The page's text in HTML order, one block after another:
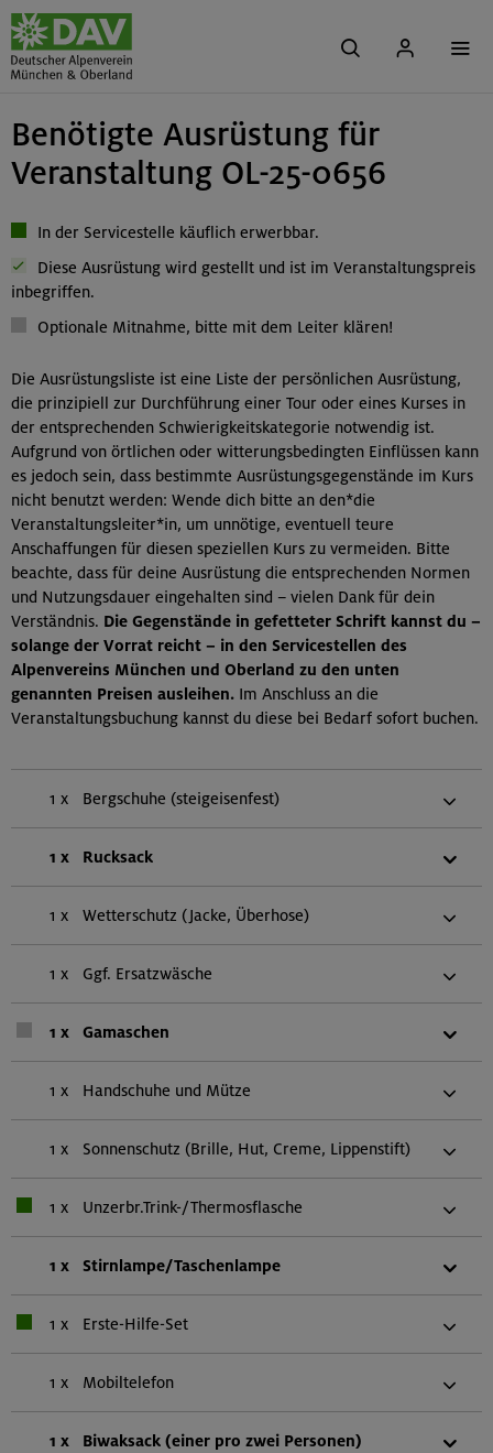
Benötigte Ausrüstung für
Veranstaltung OL-25-0656
In der Servicestelle käuflich erwerbbar.
Diese Ausrüstung wird gestellt und ist im Veranstaltungspreis
inbegriffen.
Optionale Mitnahme, bitte mit dem Leiter klären!
Die Ausrüstungsliste ist eine Liste der persönlichen Ausrüstung,
die prinzipiell zur Durchführung einer Tour oder eines Kurses in
der entsprechenden Schwierigkeitskategorie notwendig ist.
Aufgrund von örtlichen oder witterungsbedingten Einflüssen kann
es jedoch sein, dass bestimmte Ausrüstungsgegenstände im Kurs
nicht benutzt werden: Wende dich bitte an den*die
Veranstaltungsleiter*in, um unnötige, eventuell teure
Anschaffungen für diesen speziellen Kurs zu vermeiden. Bitte
beachte, dass für deine Ausrüstung die entsprechenden Normen
und Nutzungsdauer eingehalten sind – vielen Dank für dein
Verständnis. Die Gegenstände in gefetteter Schrift kannst du –
solange der Vorrat reicht – in den Servicestellen des
Alpenvereins München und Oberland zu den unten
genannten Preisen ausleihen. Im Anschluss an die
Veranstaltungsbuchung kannst du diese bei Bedarf sofort buchen.
1 x Bergschuhe (steigeisenfest)
1 x Rucksack
1 x Wetterschutz (Jacke, Überhose)
1 x Ggf. Ersatzwäsche
1 x Gamaschen
1 x Handschuhe und Mütze
1 x Sonnenschutz (Brille, Hut, Creme, Lippenstift)
1 x Unzerbr.Trink-/Thermosflasche
1 x Stirnlampe/Taschenlampe
1 x Erste-Hilfe-Set
1 x Mobiltelefon
1 x Biwaksack (einer pro zwei Personen)